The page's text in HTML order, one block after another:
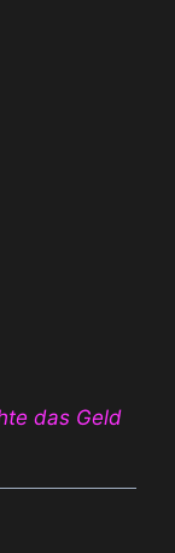
das Geld